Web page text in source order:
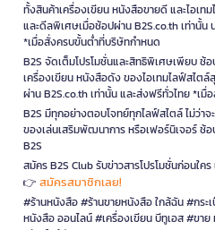
ทั้งสินค้าเครื่องเขียน หนังสือขายดี และไอเ
และดีลพิเศษเมื่อช้อปผ่าน B2S.co.th เท่านั้น
*เมื่อสั่งครบขั้นต่ำที่บริษัทกำหนด
B2S จัดเต็มโปรโมชั่นและสิทธิพิเศษเพียบ ช้
เครื่องเขียน หนังสือดัง ของไอเทมไลฟ์สไ
ผ่าน B2S.co.th เท่านั้น และส่งฟรีทั่วไทย *เ
B2S มีทุกอย่างตอบโจทย์ทุกไลฟ์สไตล์ ไม่ว่า
ของเล่นเสริมพัฒนาการ หรือเฟอร์นิเจอร์ ช้
B2S
สมัคร B2S Club รับข่าวสารโปรโมชั่นก่อนใค
👉 สมัครสมาชิกเลย!
#ร้านหนังสือ #ร้านขายหนังสือ ใกล้ฉัน #กระ
หนังสือ ออนไลน์ #เครื่องเขียน บีทูเอส #ขา